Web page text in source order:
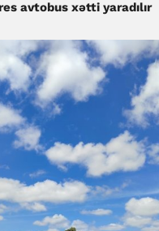
avtobus xətti yaradılır